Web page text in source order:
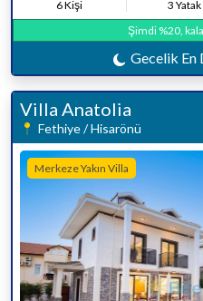
6 Kişi 3 Yatak
Şimdi %20,
Gecelik En
Villa Anatolia
Fethiye / Hisarönü
Merkeze Yakın Villa